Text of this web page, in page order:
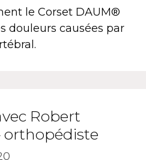
le Corset DAUM®
douleurs causées par
Robert
orthopédiste